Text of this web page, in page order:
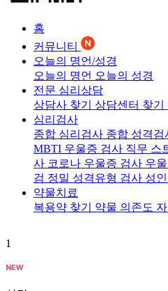
홈
커뮤니티
오늘의 명언/성경
오늘의 명언 오늘의 성경
전문 심리상담
상담사 찾기 상담센터 찾기
심리검사
종합 심리검사 종합 성격검
MBTI 우울증 검사 직무 스
사 코로나 우울증 검사 우
검 정밀 성격유형 검사 성
약물치료
복용약 찾기 약물 의존도
1